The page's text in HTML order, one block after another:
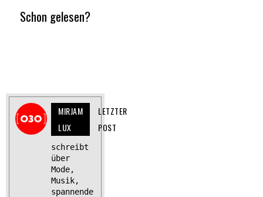
Schon gelesen?
MIRJAM
LUX
LETZTER
POST
schreibt
über
Mode,
Musik,
spannende